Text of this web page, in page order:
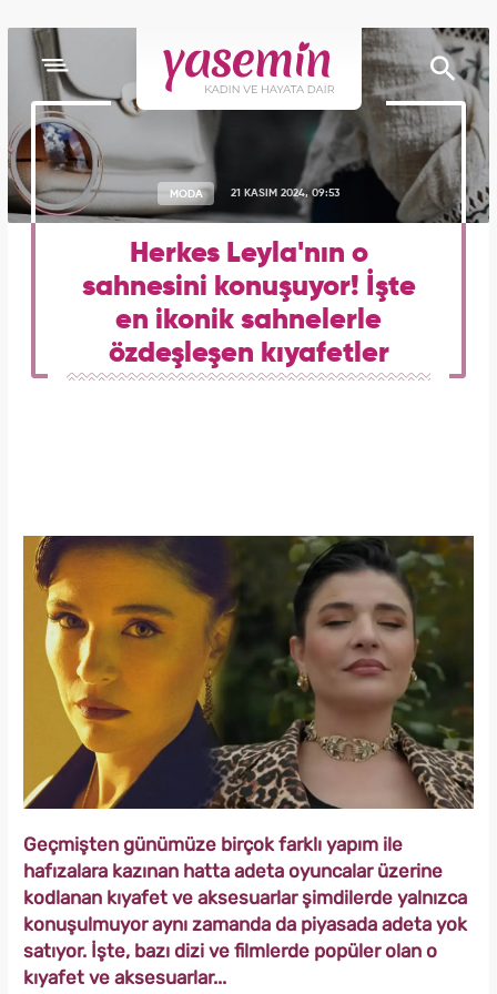
MODA 21 KASIM 2024, 09:53
Herkes Leyla'nın o
sahnesini konuşuyor! İşte
en ikonik sahnelerle
özdeşleşen kıyafetler
Geçmişten günümüze birçok farklı yapım ile
hafızalara kazınan hatta adeta oyuncalar üzerine
kodlanan kıyafet ve aksesuarlar şimdilerde yalnızca
konuşulmuyor aynı zamanda da piyasada adeta yok
satıyor. İşte, bazı dizi ve filmlerde popüler olan o
kıyafet ve aksesuarlar...